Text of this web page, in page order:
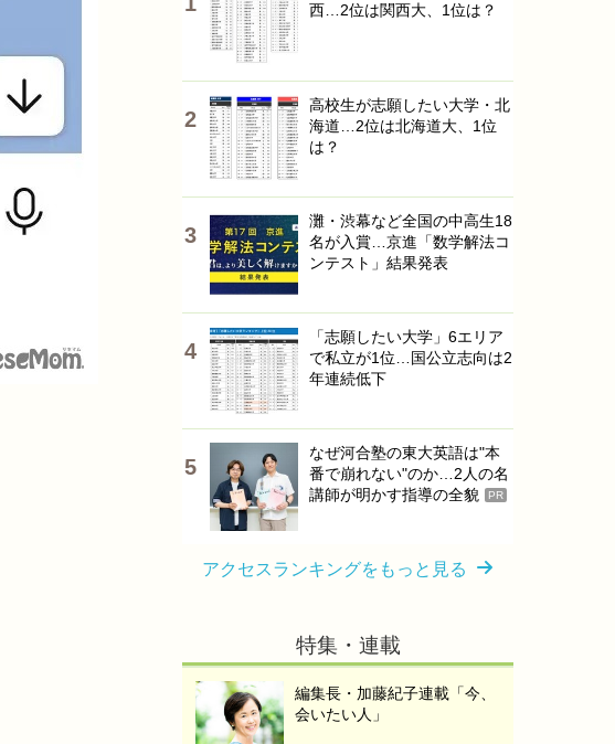
西…2位は関西大、1位は？
高校生が志願したい大学・北
海道…2位は北海道大、1位
は？
灘・渋幕など全国の中高生18
名が入賞…京進「数学解法コ
ンテスト」結果発表
「志願したい大学」6エリア
で私立が1位…国公立志向は2
年連続低下
なぜ河合塾の東大英語は"本
番で崩れない"のか…2人の名
講師が明かす指導の全貌
PR
アクセスランキングをもっと見る
特集・連載
編集長・加藤紀子連載「今、
会いたい人」